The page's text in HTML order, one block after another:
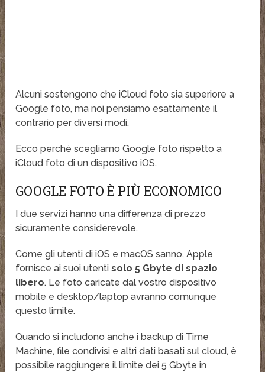
Alcuni sostengono che iCloud foto sia superiore a
Google foto, ma noi pensiamo esattamente il
contrario per diversi modi.
Ecco perché scegliamo Google foto rispetto a
iCloud foto di un dispositivo iOS.
GOOGLE FOTO È PIÙ ECONOMICO
I due servizi hanno una differenza di prezzo
sicuramente considerevole.
Come gli utenti di iOS e macOS sanno, Apple
fornisce ai suoi utentisolo 5 Gbyte di spazio
libero. Le foto caricate dal vostro dispositivo
mobile e desktop/laptop avranno comunque
questo limite.
Quando si includono anche i backup di Time
Machine, file condivisi e altri dati basati sul cloud, è
possibile raggiungere il limite dei 5 Gbyte in